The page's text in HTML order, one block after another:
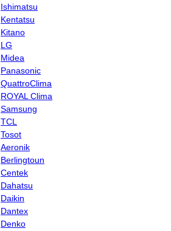
Ishimatsu
Kentatsu
Kitano
LG
Midea
Panasonic
QuattroClima
ROYAL Clima
Samsung
TCL
Tosot
Aeronik
Berlingtoun
Centek
Dahatsu
Daikin
Dantex
Denko